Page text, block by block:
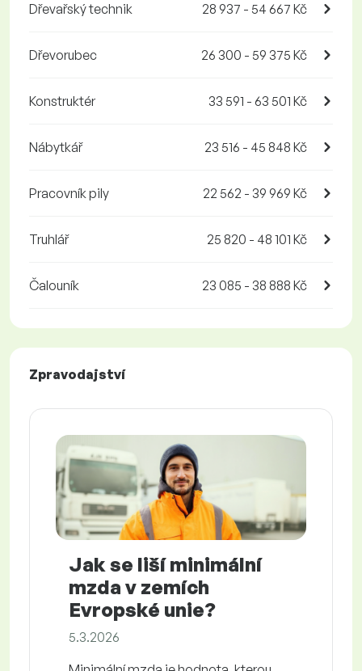
Dřevařský technik 28 937 - 54 667 Kč
Dřevorubec 26 300 - 59 375 Kč
Konstruktér 33 591 - 63 501 Kč
Nábytkář 23 516 - 45 848 Kč
Pracovník pily 22 562 - 39 969 Kč
Truhlář 25 820 - 48 101 Kč
Čalouník 23 085 - 38 888 Kč
Zpravodajství
Jak se liší minimální
mzda v zemích
Evropské unie?
5.3.2026